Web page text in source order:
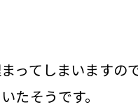
てしまいますの
たそうです。